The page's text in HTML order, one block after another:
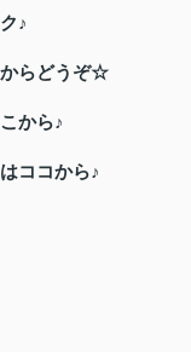
♪
からどうぞ☆
から♪
ココから♪